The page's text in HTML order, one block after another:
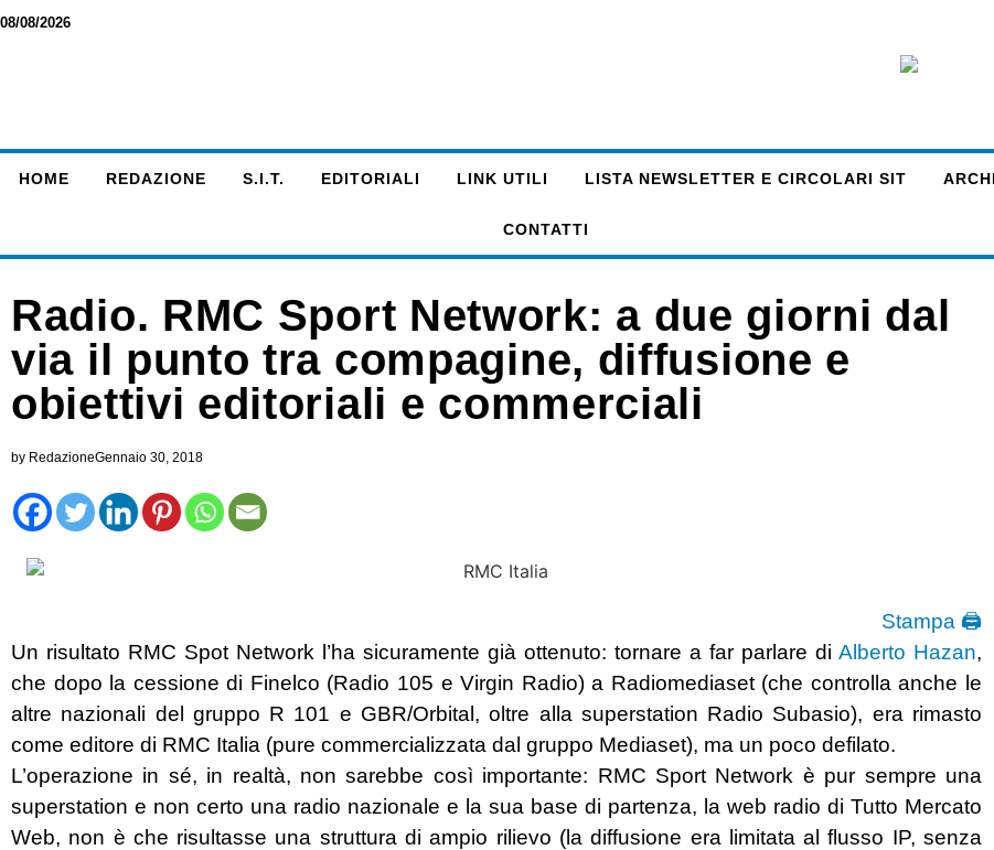
08/08/2026
HOME REDAZIONE S.I.T. EDITORIALI LINK UTILI LISTA NEWSLETTER E CIRCOLARI SIT
CONTATTI
Radio. RMC Sport Network: a due giorni dal
via il punto tra compagine, diffusione e
obiettivi editoriali e commerciali
by RedazioneGennaio 30, 2018
Stampa 🖨
Un risultato RMC Spot Network l’ha sicuramente già ottenuto: tornare a far parlare di Alberto Hazan,
che dopo la cessione di Finelco (Radio 105 e Virgin Radio) a Radiomediaset (che controlla anche le
altre nazionali del gruppo R 101 e GBR/Orbital, oltre alla superstation Radio Subasio), era rimasto
come editore di RMC Italia (pure commercializzata dal gruppo Mediaset), ma un poco defilato.
L’operazione in sé, in realtà, non sarebbe così importante: RMC Sport Network è pur sempre una
superstation e non certo una radio nazionale e la sua base di partenza, la web radio di Tutto Mercato
Web, non è che risultasse una struttura di ampio rilievo (la diffusione era limitata al flusso IP, senza